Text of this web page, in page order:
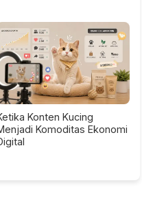
Konten Kucing
Komoditas Ekonomi